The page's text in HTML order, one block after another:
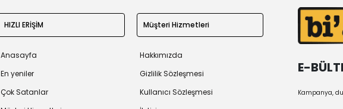
HIZLI ERİŞİM
Anasayfa
En yeniler
Çok Satanlar
Müşteri Hizmetleri
Hakkımızda
Gizlilik Sözleşmesi
Kullanıcı Sözleşmesi
E-
Kampanya,